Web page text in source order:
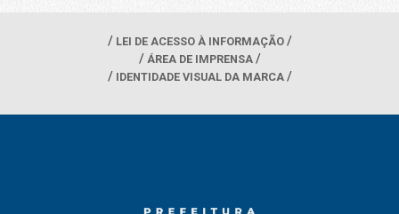
LEI DE ACESSO À INFORMAÇÃO
ÁREA DE IMPRENSA
IDENTIDADE VISUAL DA MARCA